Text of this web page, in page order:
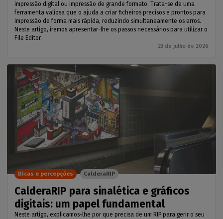
impressão digital ou impressão de grande formato. Trata-se de uma
ferramenta valiosa que o ajuda a criar ficheiros precisos e prontos para
impressão de forma mais rápida, reduzindo simultaneamente os erros.
Neste artigo, iremos apresentar-lhe os passos necessários para utilizar o
File Editor.
23 de julho de 2026
CalderaRIP para sinalética e gráficos
digitais: um papel fundamental
Neste artigo, explicamos-lhe por que precisa de um RIP para gerir o seu
Dicas e percepções CalderaRIP